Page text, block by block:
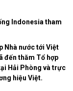
Indonesia tham
Nhà nước tới Việt
đến thăm Tổ hợp
Hải Phòng và trực
hiệu Việt.